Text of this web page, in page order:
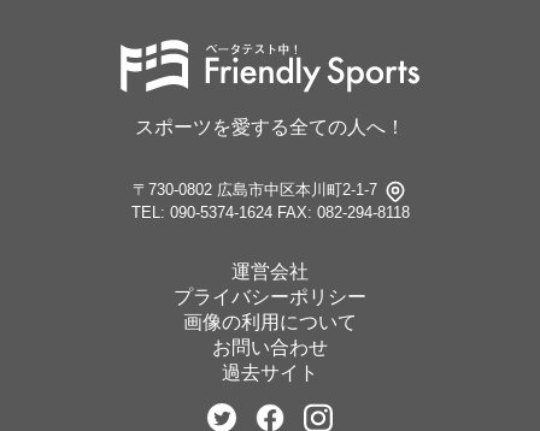
スポーツを愛する全ての人へ！
〒730-0802 広島市中区本川町2-1-7
TEL: 090-5374-1624 FAX: 082-294-8118
運営会社
プライバシーポリシー
画像の利用について
お問い合わせ
過去サイト